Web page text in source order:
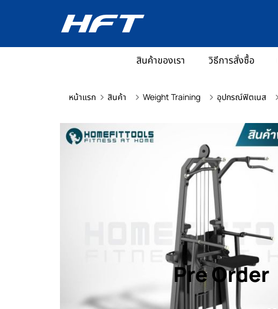
สินค้าของเรา วิธีการสั่งซื้อ
หน้าแรก สินค้า Weight Training อุปกรณ์ฟิตเนส
Pre Order